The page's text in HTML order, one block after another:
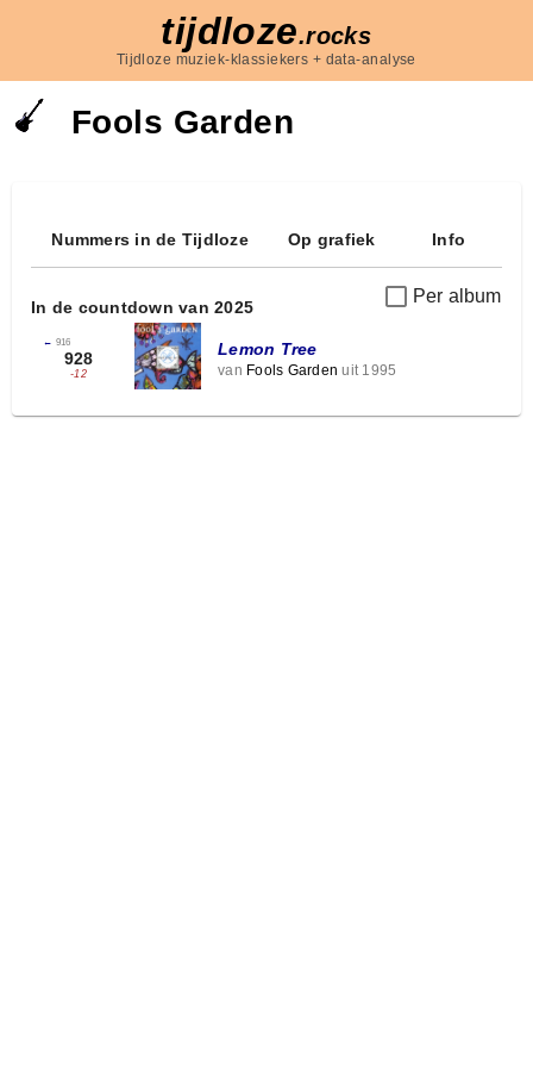
tijdloze.rocks
Tijdloze muziek-klassiekers + data-analyse
Fools Garden
Nummers in de Tijdloze Op grafiek Info
Per album
In de countdown van 2025
← 916
928
-12
Lemon Tree
van Fools Garden uit 1995